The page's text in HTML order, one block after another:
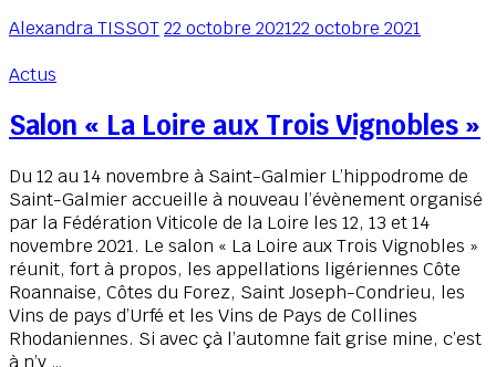
Alexandra TISSOT22 octobre 202122 octobre 2021
Actus
Salon « La Loire aux Trois Vignobles »
Du 12 au 14 novembre à Saint-Galmier L’hippodrome de
Saint-Galmier accueille à nouveau l’évènement organisé
par la Fédération Viticole de la Loire les 12, 13 et 14
novembre 2021. Le salon « La Loire aux Trois Vignobles »
réunit, fort à propos, les appellations ligériennes Côte
Roannaise, Côtes du Forez, Saint Joseph-Condrieu, les
Vins de pays d’Urfé et les Vins de Pays de Collines
Rhodaniennes. Si avec çà l’automne fait grise mine, c’est
à n’y …